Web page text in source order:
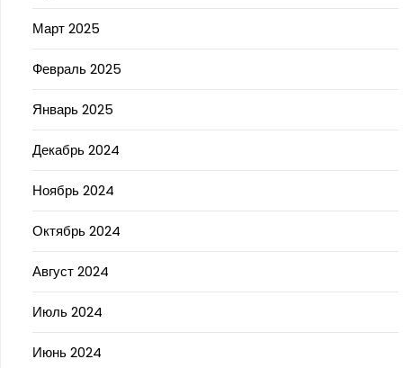
Март 2025
Февраль 2025
Январь 2025
Декабрь 2024
Ноябрь 2024
Октябрь 2024
Август 2024
Июль 2024
Июнь 2024